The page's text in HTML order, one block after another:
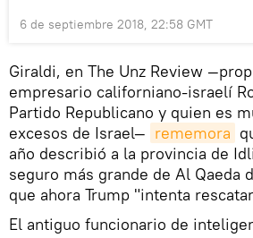
6 de septiembre 2018, 22:58 GMT
Giraldi, en The Unz Review
empresario californiano-israelí
Partido Republicano y quien es
excesos de Israel— rememora
año describió a la provincia de
seguro más grande de Al Qaeda
que ahora Trump "intenta
El antiguo funcionario de